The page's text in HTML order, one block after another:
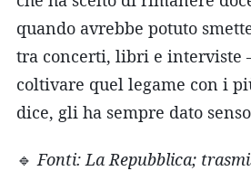
quando avrebbe potuto
tra concerti, libri e interviste
coltivare quel legame con i
dice, gli ha sempre dato
🔹Fonti: La Repubblica;